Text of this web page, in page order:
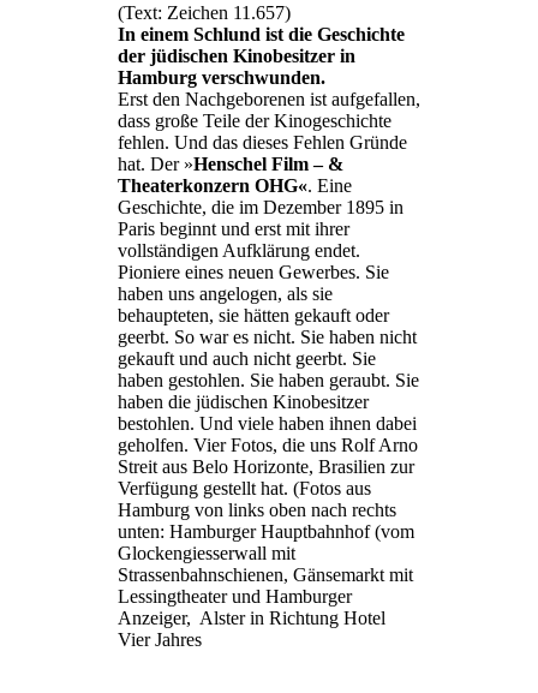
(Text: Zeichen 11.657)
In einem Schlund ist die Geschichte
der jüdischen Kinobesitzer in
Hamburg verschwunden.
Erst den Nachgeborenen ist aufgefallen,
dass große Teile der Kinogeschichte
fehlen. Und das dieses Fehlen Gründe
hat. Der »Henschel Film – &
Theaterkonzern OHG«. Eine
Geschichte, die im Dezember 1895 in
Paris beginnt und erst mit ihrer
vollständigen Aufklärung endet.
Pioniere eines neuen Gewerbes. Sie
haben uns angelogen, als sie
behaupteten, sie hätten gekauft oder
geerbt. So war es nicht. Sie haben nicht
gekauft und auch nicht geerbt. Sie
haben gestohlen. Sie haben geraubt. Sie
haben die jüdischen Kinobesitzer
bestohlen. Und viele haben ihnen dabei
geholfen. Vier Fotos, die uns Rolf Arno
Streit aus Belo Horizonte, Brasilien zur
Verfügung gestellt hat. (Fotos aus
Hamburg von links oben nach rechts
unten: Hamburger Hauptbahnhof (vom
Glockengiesserwall mit
Strassenbahnschienen, Gänsemarkt mit
Lessingtheater und Hamburger
Anzeiger, Alster in Richtung Hotel
Vier Jahres